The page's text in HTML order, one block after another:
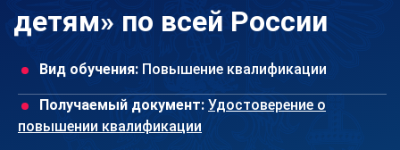
детям» по всей России
Вид обучения: Повышение квалификации
Получаемый документ: Удостоверение о
повышении квалификации